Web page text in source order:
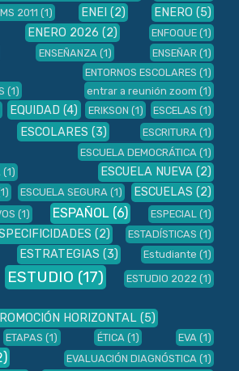
2011 (1) ENEI (2) ENERO (5)
ENERO 2026 (2) ENFOQUE (1)
ENSEÑANZA (1) ENSEÑAR (1)
ENTORNOS ESCOLARES (1)
(1) entrar a reunión zoom (1)
EQUIDAD (4) ERIKSON (1) ESCELAS (1)
ESCOLARES (3) ESCRITURA (1)
ESCUELA DEMOCRÁTICA (1)
(1) ESCUELA NUEVA (2)
ESCUELA SEGURA (1) ESCUELAS (2)
(1) ESPAÑOL (6) ESPECIAL (1)
(2) ESTADÍSTICAS (1)
ESTRATEGIAS (3) Estudiante (1)
ESTUDIO (17) ESTUDIO 2022 (1)
HORIZONTAL (5)
ETAPAS (1) ÉTICA (1) EVA (1)
EVALUACIÓN DIAGNÓSTICA (1)